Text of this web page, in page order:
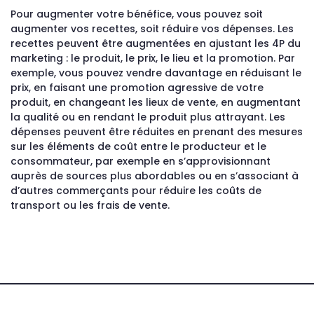
Pour augmenter votre bénéfice, vous pouvez soit
augmenter vos recettes, soit réduire vos dépenses. Les
recettes peuvent être augmentées en ajustant les 4P du
marketing : le produit, le prix, le lieu et la promotion. Par
exemple, vous pouvez vendre davantage en réduisant le
prix, en faisant une promotion agressive de votre
produit, en changeant les lieux de vente, en augmentant
la qualité ou en rendant le produit plus attrayant. Les
dépenses peuvent être réduites en prenant des mesures
sur les éléments de coût entre le producteur et le
consommateur, par exemple en s’approvisionnant
auprès de sources plus abordables ou en s’associant à
d’autres commerçants pour réduire les coûts de
transport ou les frais de vente.